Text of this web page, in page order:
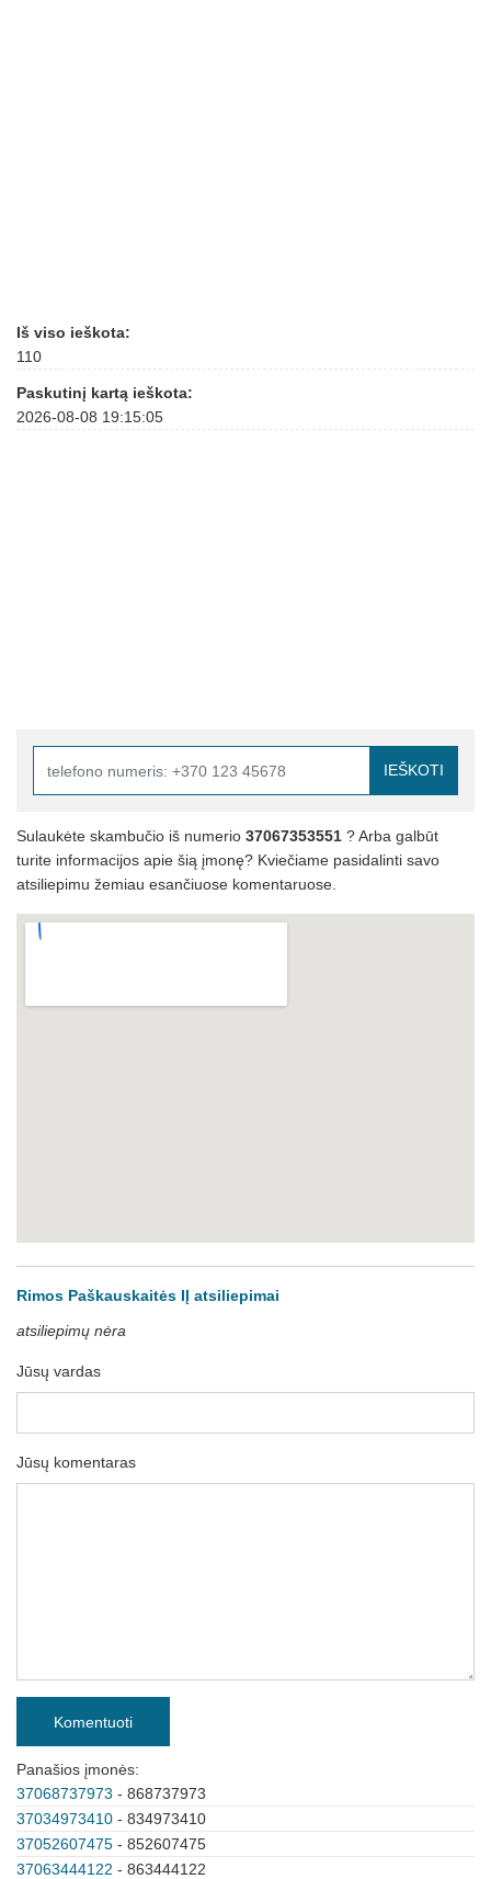
Iš viso ieškota:
110
Paskutinį kartą ieškota:
2026-08-08 19:15:05
IEŠKOTI
Sulaukėte skambučio iš numerio 37067353551 ? Arba galbūt
turite informacijos apie šią įmonę? Kviečiame pasidalinti savo
atsiliepimu žemiau esančiuose komentaruose.
Rimos Paškauskaitės IĮ atsiliepimai
atsiliepimų nėra
Jūsų vardas
Jūsų komentaras
Komentuoti
Panašios įmonės:
37068737973 - 868737973
37034973410 - 834973410
37052607475 - 852607475
37063444122 - 863444122